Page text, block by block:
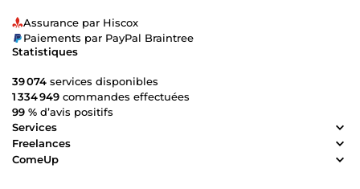
Assurance par Hiscox
Paiements par PayPal Braintree
Statistiques
39 074 services disponibles
1 334 949 commandes effectuées
99 % d’avis positifs
Services
Freelances
ComeUp